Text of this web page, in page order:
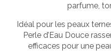
parfume,
Idéal pour les peaux
Perle d’Eau Douce
efficaces pour une